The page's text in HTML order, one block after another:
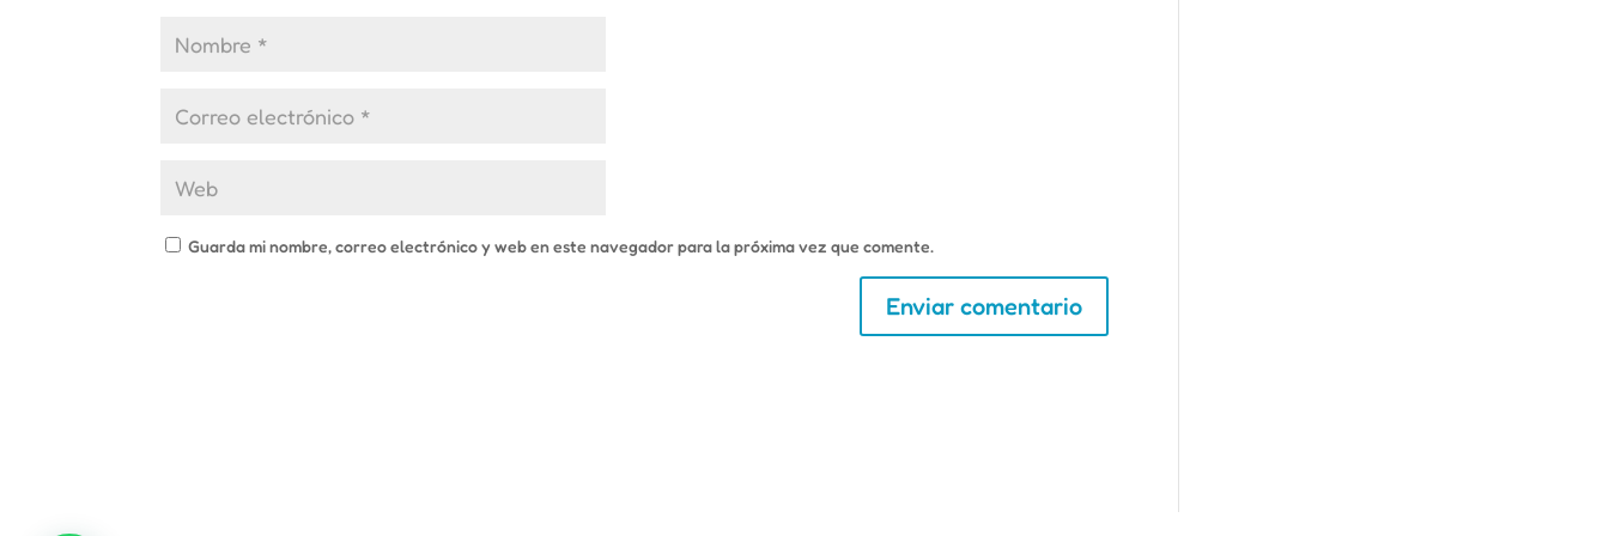
Guarda mi nombre, correo electrónico y web en este navegador para la próxima vez que comente.